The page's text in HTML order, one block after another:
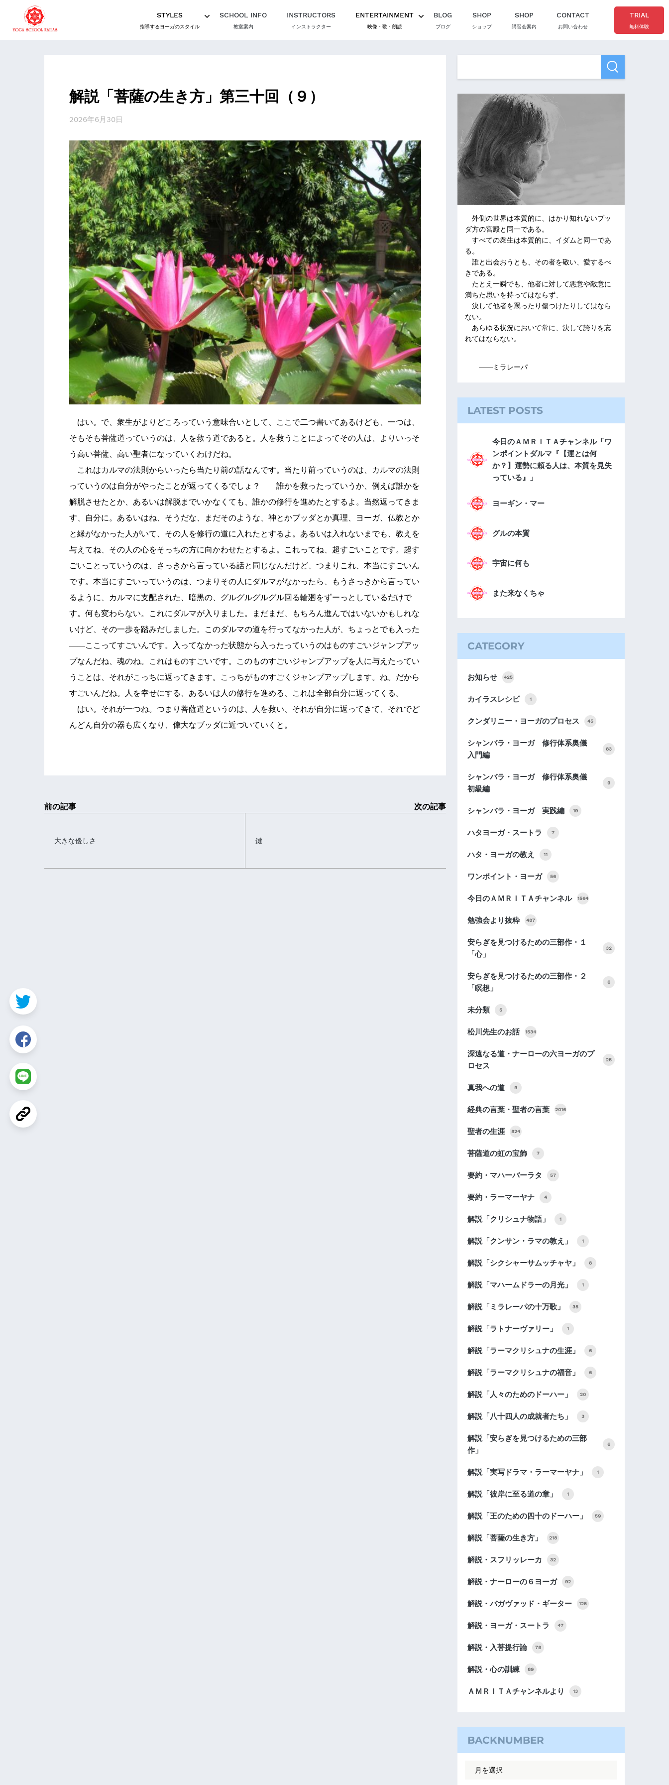
STYLES
指導するヨーガのスタイル
SCHOOL INFO
教室案内
INSTRUCTORS
インストラクター
ENTERTAINMENT
映像・歌・朗読
BLOG
ブログ
SHOP
ショップ
SHOP
講習会案内
CONTACT
お問い合わせ
TRIAL
無料体験
解説「菩薩の生き方」第三十回（９）
2026年6月30日
はい。で、衆生がよりどころっていう意味合いとして、ここで二つ書いてあるけども、一つは、
そもそも菩薩道っていうのは、人を救う道であると。人を救うことによってその人は、よりいっそ
う高い菩薩、高い聖者になっていくわけだね。
これはカルマの法則からいったら当たり前の話なんです。当たり前っていうのは、カルマの法則
っていうのは自分がやったことが返ってくるでしょ？ 誰かを救ったっていうか、例えば誰かを
解脱させたとか、あるいは解脱までいかなくても、誰かの修行を進めたとするよ。当然返ってきま
す、自分に。あるいはね、そうだな、まだそのような、神とかブッダとか真理、ヨーガ、仏教とか
と縁がなかった人がいて、その人を修行の道に入れたとするよ。あるいは入れないまでも、教えを
与えてね、その人の心をそっちの方に向かわせたとするよ。これってね、超すごいことです。超す
ごいことっていうのは、さっきから言っている話と同じなんだけど、つまりこれ、本当にすごいん
です。本当にすごいっていうのは、つまりその人にダルマがなかったら、もうさっきから言ってい
るように、カルマに支配された、暗黒の、グルグルグルグル回る輪廻をずーっとしているだけで
す。何も変わらない。これにダルマが入りました。まだまだ、もちろん進んではいないかもしれな
いけど、その一歩を踏みだしました。このダルマの道を行ってなかった人が、ちょっとでも入った
――ここってすごいんです。入ってなかった状態から入ったっていうのはものすごいジャンプアッ
プなんだね、魂のね。これはものすごいです。このものすごいジャンプアップを人に与えたってい
うことは、それがこっちに返ってきます。こっちがものすごくジャンプアップします。ね。だから
すごいんだね。人を幸せにする、あるいは人の修行を進める、これは全部自分に返ってくる。
はい。それが一つね。つまり菩薩道というのは、人を救い、それが自分に返ってきて、それでど
んどん自分の器も広くなり、偉大なブッダに近づいていくと。
前の記事
大きな優しさ
次の記事
鍵
外側の世界は本質的に、はかり知れないブッ
ダ方の宮殿と同一である。
すべての衆生は本質的に、イダムと同一であ
る。
誰と出会おうとも、その者を敬い、愛するべ
きである。
たとえ一瞬でも、他者に対して悪意や敵意に
満ちた思いを持ってはならず、
決して他者を罵ったり傷つけたりしてはなら
ない。
あらゆる状況において常に、決して誇りを忘
れてはならない。
――ミラレーパ
LATEST POSTS
今日のＡＭＲＩＴＡチャンネル「ワ
ンポイントダルマ『【運とは何
か？】運勢に頼る人は、本質を見失
っている』」
ヨーギン・マー
グルの本質
宇宙に何も
また来なくちゃ
CATEGORY
お知らせ 425
カイラスレシピ 1
クンダリニー・ヨーガのプロセス 45
シャンバラ・ヨーガ 修行体系奥儀
入門編
83
シャンバラ・ヨーガ 修行体系奥儀
初級編
9
シャンバラ・ヨーガ 実践編 19
ハタヨーガ・スートラ 7
ハタ・ヨーガの教え 11
ワンポイント・ヨーガ 56
今日のＡＭＲＩＴＡチャンネル 1564
勉強会より抜粋 487
安らぎを見つけるための三部作・１
「心」
32
安らぎを見つけるための三部作・２
「瞑想」
6
未分類 5
松川先生のお話 1534
深遠なる道・ナーローの六ヨーガのプ
ロセス
25
真我への道 9
経典の言葉・聖者の言葉 2016
聖者の生涯 824
菩薩道の虹の宝飾 7
要約・マハーバーラタ 57
要約・ラーマーヤナ 4
解説「クリシュナ物語」 1
解説「クンサン・ラマの教え」 1
解説「シクシャーサムッチャヤ」 8
解説「マハームドラーの月光」 1
解説「ミラレーパの十万歌」 35
解説「ラトナーヴァリー」 1
解説「ラーマクリシュナの生涯」 6
解説「ラーマクリシュナの福音」 6
解説「人々のためのドーハー」 20
解説「八十四人の成就者たち」 3
解説「安らぎを見つけるための三部
作」
6
解説「実写ドラマ・ラーマーヤナ」 1
解説「彼岸に至る道の章」 1
解説「王のための四十のドーハー」 59
解説「菩薩の生き方」 218
解説・スフリッレーカ 32
解説・ナーローの６ヨーガ 92
解説・バガヴァッド・ギーター 125
解説・ヨーガ・スートラ 47
解説・入菩提行論 78
解説・心の訓練 89
ＡＭＲＩＴＡチャンネルより 13
BACKNUMBER